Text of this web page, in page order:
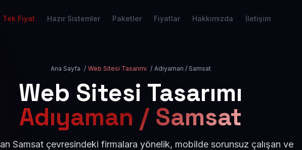
Tek Fiyat Hazır Sistemler Paketler Fiyatlar Hakkımızda İletişim
Ana Sayfa / Web Sitesi Tasarımı / Adıyaman / Samsat
Web Sitesi Tasarımı
Adıyaman / Samsat
Samsat çevresindeki firmalara yönelik, mobilde sorunsuz çalışan ve